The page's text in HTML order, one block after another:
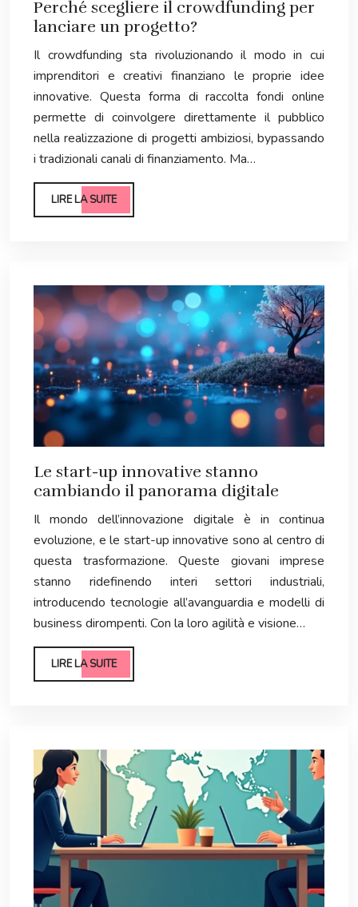
Perché scegliere il crowdfunding per
lanciare un progetto?
Il crowdfunding sta rivoluzionando il modo in cui
imprenditori e creativi finanziano le proprie idee
innovative. Questa forma di raccolta fondi online
permette di coinvolgere direttamente il pubblico
nella realizzazione di progetti ambiziosi, bypassando
i tradizionali canali di finanziamento. Ma…
LIRE LA SUITE
Le start-up innovative stanno
cambiando il panorama digitale
Il mondo dell’innovazione digitale è in continua
evoluzione, e le start-up innovative sono al centro di
questa trasformazione. Queste giovani imprese
stanno ridefinendo interi settori industriali,
introducendo tecnologie all’avanguardia e modelli di
business dirompenti. Con la loro agilità e visione…
LIRE LA SUITE